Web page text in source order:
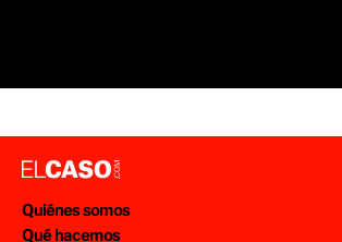
Quiénes somos
Qué hacemos